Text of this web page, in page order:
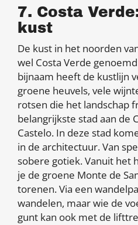
7. Costa
kust
De kust in het noorden
wel Costa Verde
bijnaam heeft de kustlijn
groene heuvels, vele
rotsen die het landschap
belangrijkste stad aan de
Castelo. In deze stad
in de architectuur. Van
sobere gotiek. Vanuit het
je de groene Monte de
torenen. Via een
wandelen, maar wie de
gunt kan ook met de